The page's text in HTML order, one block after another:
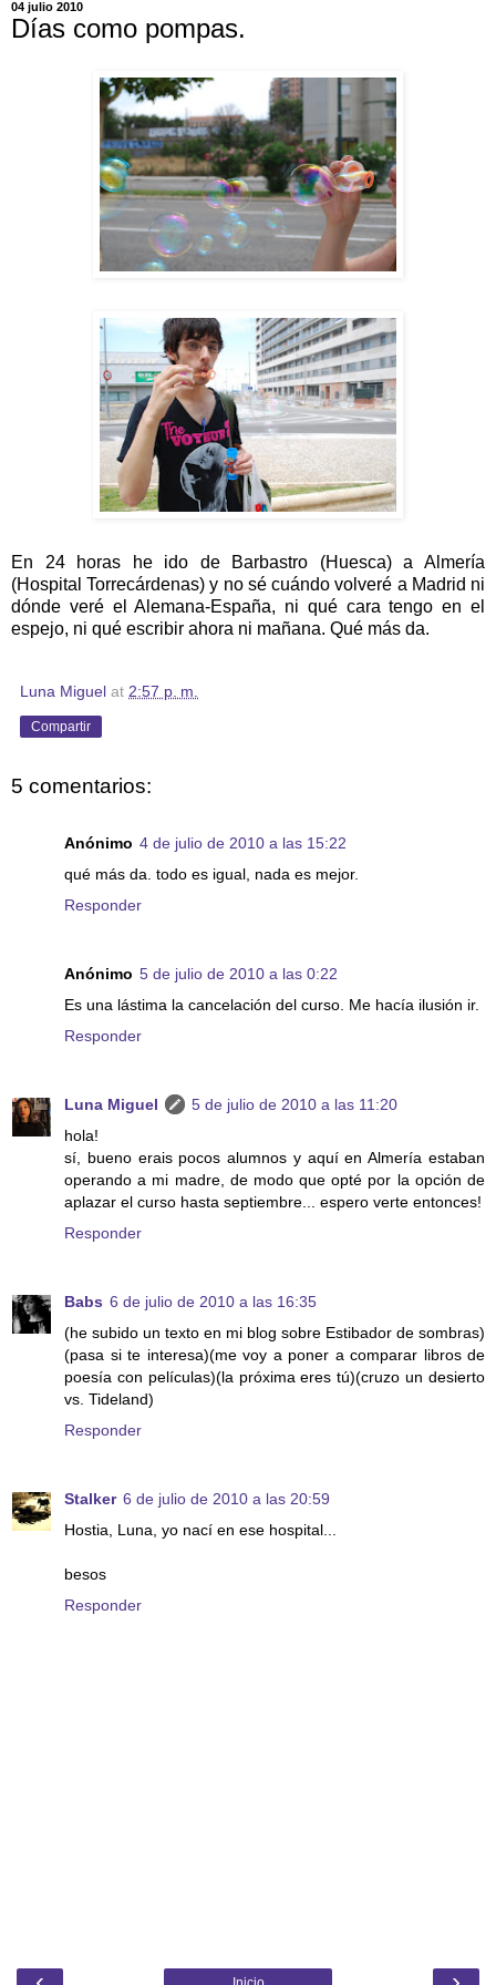
04 julio 2010
Días como pompas.
En 24 horas he ido de Barbastro (Huesca) a Almería
(Hospital Torrecárdenas) y no sé cuándo volveré a Madrid ni
dónde veré el Alemana-España, ni qué cara tengo en el
espejo, ni qué escribir ahora ni mañana. Qué más da.
Luna Miguel at 2:57 p. m.
Compartir
5 comentarios:
Anónimo 4 de julio de 2010 a las 15:22
qué más da. todo es igual, nada es mejor.
Responder
Anónimo 5 de julio de 2010 a las 0:22
Es una lástima la cancelación del curso. Me hacía ilusión ir.
Responder
Luna Miguel
5 de julio de 2010 a las 11:20
hola!
sí, bueno erais pocos alumnos y aquí en Almería estaban
operando a mi madre, de modo que opté por la opción de
aplazar el curso hasta septiembre... espero verte entonces!
Responder
Babs 6 de julio de 2010 a las 16:35
(he subido un texto en mi blog sobre Estibador de sombras)
(pasa si te interesa)(me voy a poner a comparar libros de
poesía con películas)(la próxima eres tú)(cruzo un desierto
vs. Tideland)
Responder
Stalker 6 de julio de 2010 a las 20:59
Hostia, Luna, yo nací en ese hospital...
besos
Responder